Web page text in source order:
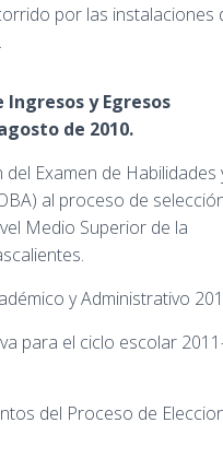
por las instalaciones
Ingresos y Egresos
de 2010.
Examen de Habilidades
al proceso de
Medio Superior de la
y Administrativo
para el ciclo escolar
del Proceso de